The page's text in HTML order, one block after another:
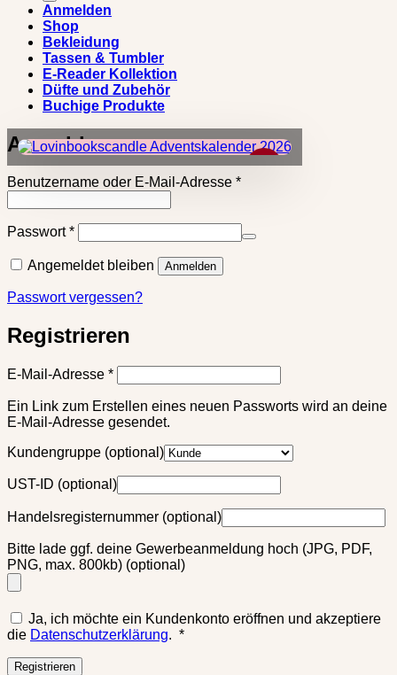
Anmelden
Shop
Bekleidung
Tassen & Tumbler
E-Reader Kollektion
Düfte und Zubehör
Buchige Produkte
×
Anmelden
Benutzername oder E-Mail-Adresse *Erforderlich
Passwort*Erforderlich
Angemeldet bleiben Anmelden
Passwort vergessen?
Registrieren
E-Mail-Adresse *Erforderlich
Ein Link zum Erstellen eines neuen Passworts wird an deine
E-Mail-Adresse gesendet.
Kundengruppe (optional)
UST-ID (optional)
Handelsregisternummer (optional)
Bitte lade ggf. deine Gewerbeanmeldung hoch (JPG, PDF,
PNG, max. 800kb) (optional)
Ja, ich möchte ein Kundenkonto eröffnen und akzeptiere
die Datenschutzerklärung. *Erforderlich
Registrieren